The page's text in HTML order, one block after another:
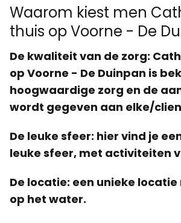
Waarom kiest men
thuis op Voorne - De
De kwaliteit van de zorg:
op Voorne - De Duinpan is
hoogwaardige zorg en de
wordt gegeven aan elke/
De leuke sfeer: hier vind je
leuke sfeer, met activiteiten
De locatie: een unieke
op het water.